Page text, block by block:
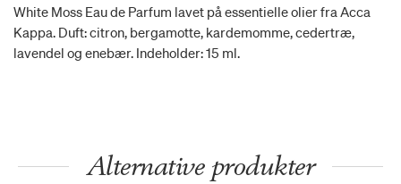
White Moss Eau de Parfum lavet på essentielle olier fra Acca
Kappa. Duft: citron, bergamotte, kardemomme, cedertræ,
lavendel og enebær. Indeholder: 15 ml.
Alternative produkter